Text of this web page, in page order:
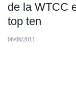
de la WTCC
top ten
06/06/2011